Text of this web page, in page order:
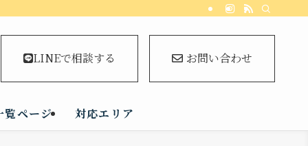
LINEで相談する お問い合わせ
覧ページ 対応エリア